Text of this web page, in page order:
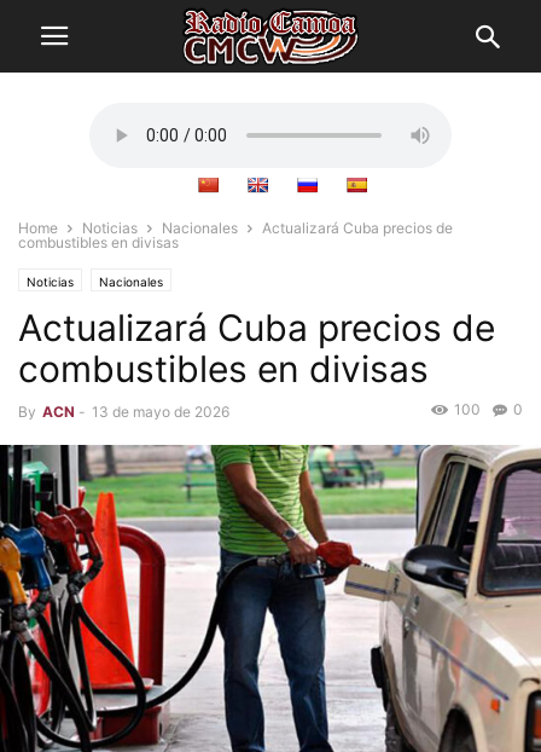
Home Noticias Nacionales
Actualizará Cuba precios de
combustibles en divisas
Noticias Nacionales
Actualizará Cuba precios de
combustibles en divisas
By ACN - 13 de mayo de 2026 0
100